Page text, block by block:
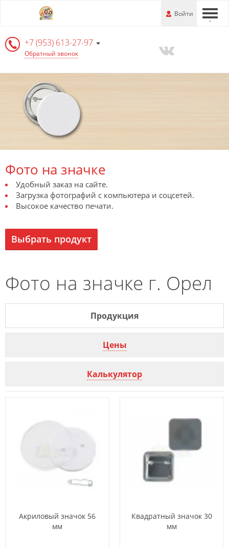
Перейти
информации
---
Войти
+7 (953) 613-27-97
Обратный звонок
Фото на значке
Удобный заказ на сайте.
Загрузка фотографий с компьютера и соцсетей.
Высокое качество печати.
Выбрать продукт
Фото на значке г. Орел
Продукция
Цены
Калькулятор
Акриловый значок 56
мм
Квадратный значок 30
мм